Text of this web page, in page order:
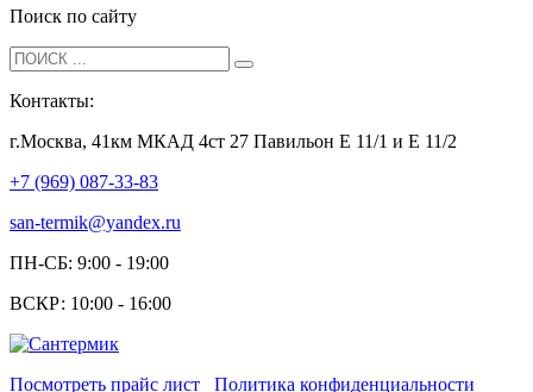
Поиск по сайту
Контакты:
г.Москва, 41км МКАД 4ст 27 Павильон Е 11/1 и Е 11/2
+7 (969) 087-33-83
san-termik@yandex.ru
ПН-СБ: 9:00 - 19:00
ВСКР: 10:00 - 16:00
Посмотреть прайс лист Политика конфиденциальности